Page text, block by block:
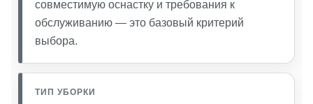
совместимую оснастку и требования к
обслуживанию — это базовый критерий
выбора.
ТИП УБОРКИ